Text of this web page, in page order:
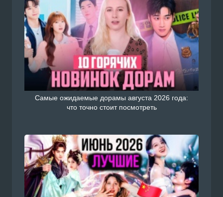
Самые ожидаемые дорамы августа 2026 года:
что точно стоит посмотреть